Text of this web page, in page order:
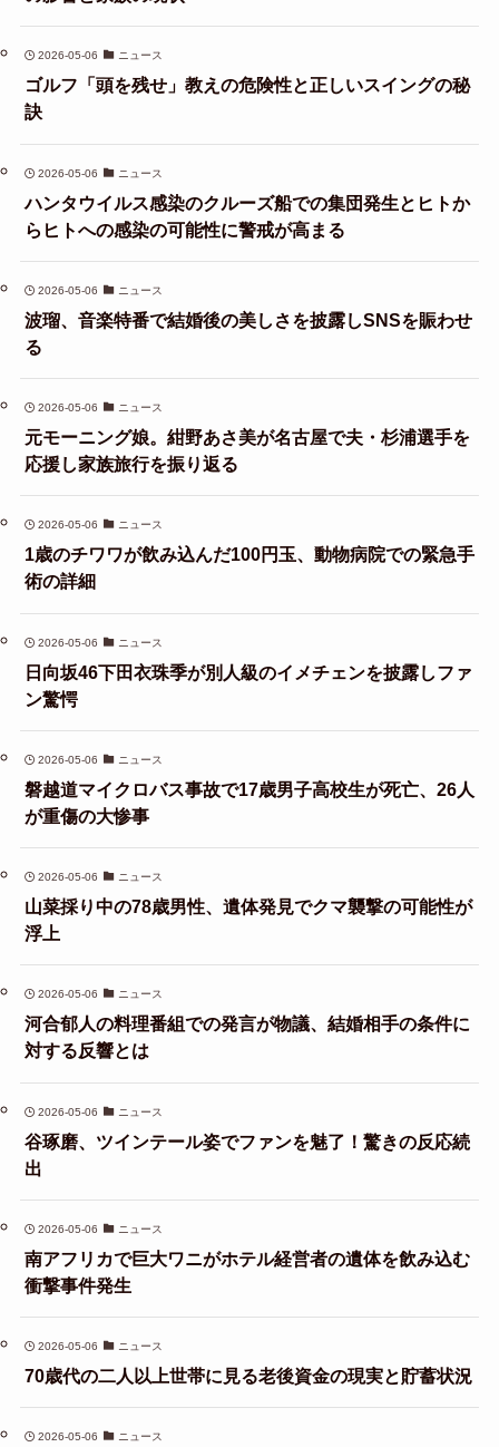
2026-05-06 ニュース
ゴルフ「頭を残せ」教えの危険性と正しいスイングの秘
訣
2026-05-06 ニュース
ハンタウイルス感染のクルーズ船での集団発生とヒトか
らヒトへの感染の可能性に警戒が高まる
2026-05-06 ニュース
波瑠、音楽特番で結婚後の美しさを披露しSNSを賑わせ
る
2026-05-06 ニュース
元モーニング娘。紺野あさ美が名古屋で夫・杉浦選手を
応援し家族旅行を振り返る
2026-05-06 ニュース
1歳のチワワが飲み込んだ100円玉、動物病院での緊急手
術の詳細
2026-05-06 ニュース
日向坂46下田衣珠季が別人級のイメチェンを披露しファ
ン驚愕
2026-05-06 ニュース
磐越道マイクロバス事故で17歳男子高校生が死亡、26人
が重傷の大惨事
2026-05-06 ニュース
山菜採り中の78歳男性、遺体発見でクマ襲撃の可能性が
浮上
2026-05-06 ニュース
河合郁人の料理番組での発言が物議、結婚相手の条件に
対する反響とは
2026-05-06 ニュース
谷琢磨、ツインテール姿でファンを魅了！驚きの反応続
出
2026-05-06 ニュース
南アフリカで巨大ワニがホテル経営者の遺体を飲み込む
衝撃事件発生
2026-05-06 ニュース
70歳代の二人以上世帯に見る老後資金の現実と貯蓄状況
2026-05-06 ニュース